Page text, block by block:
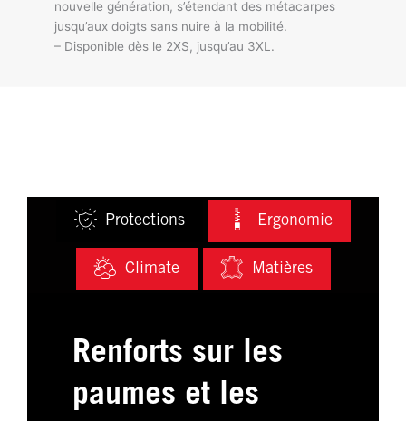
nouvelle génération, s’étendant des métacarpes
jusqu’aux doigts sans nuire à la mobilité.
– Disponible dès le 2XS, jusqu’au 3XL.
Protections Ergonomie
Climate Matières
Renforts sur les
paumes et les